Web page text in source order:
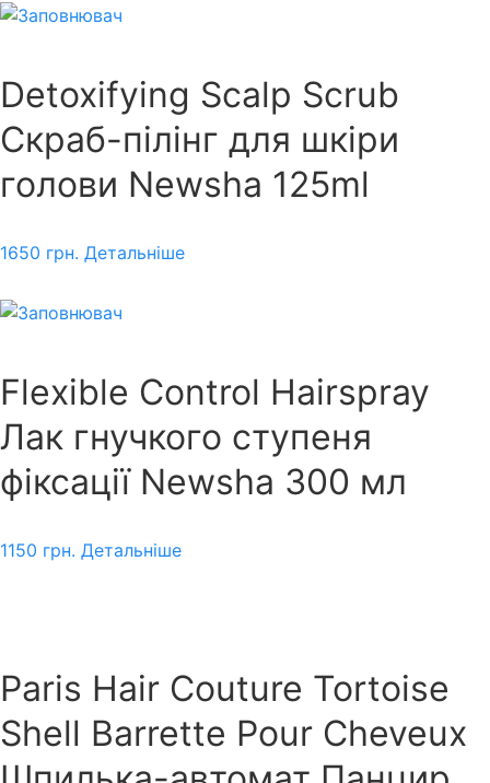
Detoxifying Scalp Scrub
Скраб-пілінг для шкіри
голови Newsha 125ml
1650 грн. Детальніше
Flexible Control Hairspray
Лак гнучкого ступеня
фіксації Newsha 300 мл
1150 грн. Детальніше
Paris Hair Couture Tortoise
Shell Barrette Pour Cheveux